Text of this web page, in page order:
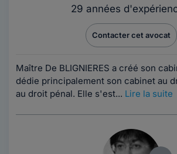
29 années
Contacter cet avocat
Maître De BLIGNIERES a créé son
dédie principalement son cabinet au
au droit pénal. Elle s'est... Lire la suite